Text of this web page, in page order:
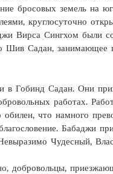
бросовых земель на
круглосуточно
Вирса Сингхом были
Садан, занимающее
Гобинд Садан. Они
работах.
что намного
Бабаджи
Чудесный,
добровольцы,